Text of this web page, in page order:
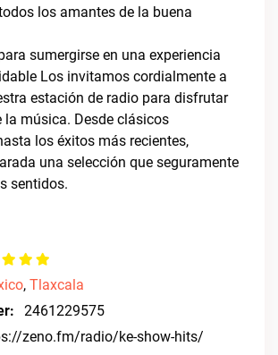
los amantes de la buena
sumergirse en una experiencia
Los invitamos cordialmente a
estación de radio para disfrutar
la música. Desde clásicos
los éxitos más recientes,
una selección que seguramente
sentidos.
, Tlaxcala
2461229575
zeno.fm/radio/ke-show-hits/